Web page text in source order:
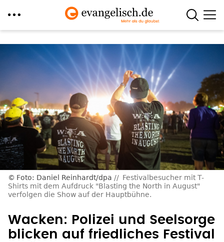
Inhalt
Foto: Daniel Reinhardt/dpa
Festivalbesucher mit T-
Shirts mit dem Aufdruck "Blasting the North in August"
verfolgen die Show auf der Hauptbühne.
Wacken: Polizei und Seelsorge
blicken auf friedliches Festival